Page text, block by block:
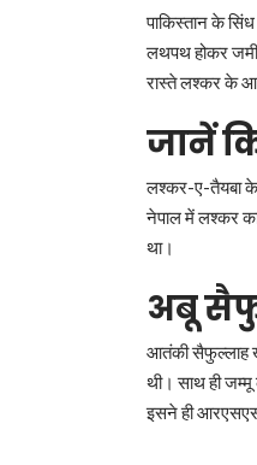
पाकिस्तान के
लथपथ होकर
रास्ते लश्कर के
जानें
लश्कर-ए-तैयबा के
नेपाल में लश्कर
था।
अबू
आतंकी सैफुल्लाह
थी। साथ ही
इसने ही